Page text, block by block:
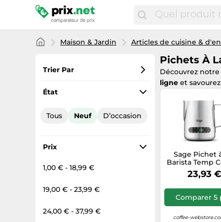
Maison & Jardin Articles de cuisine &
Trier Par
Préférés
Prix total
État
Tous Neuf D’occasion
Prix
1,00 € - 18,99 €
19,00 € - 23,99 €
24,00 € - 37,99 €
Pichets À
Découvrez
ligne et
Sage Pichet
Barista Temp
– 48 cl en
inoxydable
23,93 €
Comparer 5
coffee-